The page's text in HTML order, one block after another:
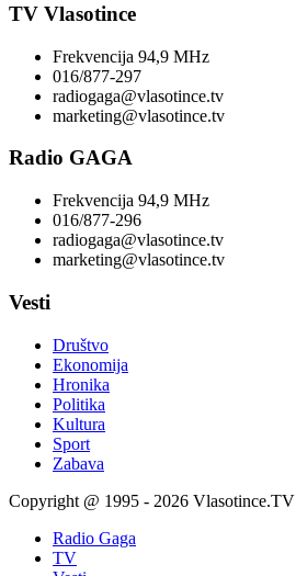
TV Vlasotince
Frekvencija 94,9 MHz
016/877-297
radiogaga@vlasotince.tv
marketing@vlasotince.tv
Radio GAGA
Frekvencija 94,9 MHz
016/877-296
radiogaga@vlasotince.tv
marketing@vlasotince.tv
Vesti
Društvo
Ekonomija
Hronika
Politika
Kultura
Sport
Zabava
Copyright @ 1995 - 2026 Vlasotince.TV
Radio Gaga
TV